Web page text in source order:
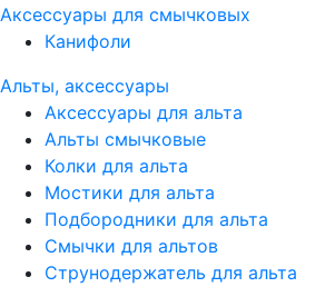
Аксессуары для смычковых
Канифоли
Альты, аксессуары
Аксессуары для альта
Альты смычковые
Колки для альта
Мостики для альта
Подбородники для альта
Смычки для альтов
Струнодержатель для альта